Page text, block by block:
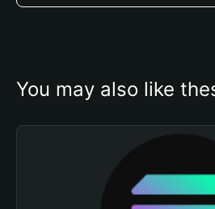
You may also like